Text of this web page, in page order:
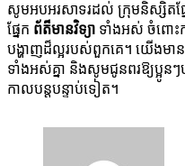
សូមអបអរសាទរដល់ ក្រុមនិស្សិតផ្ន
ផ្នែក​ ព័ត៏មានវិទ្យា ទាំងអស់ ចំពោះកា
បង្ហាញដ៏ល្អរបស់ពួកគេ។ យើងម
ទាំងអស់គ្នា និងសូមជូនពរឱ្យប្អូ
កាលបន្តបន្ទាប់ទៀត។